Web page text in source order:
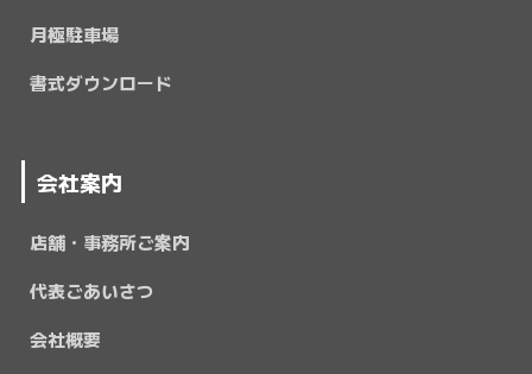
月極駐車場
書式ダウンロード
会社案内
店舗・事務所ご案内
代表ごあいさつ
会社概要